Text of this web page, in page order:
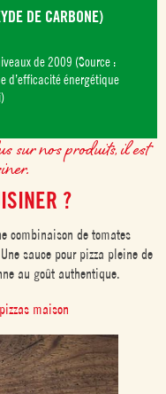
DE CARBONE)
de 2009 (Source :
d’efficacité énergétique
sur nos produits, il est
?
combinaison de tomates
sauce pour pizza pleine de
au goût authentique.
maison